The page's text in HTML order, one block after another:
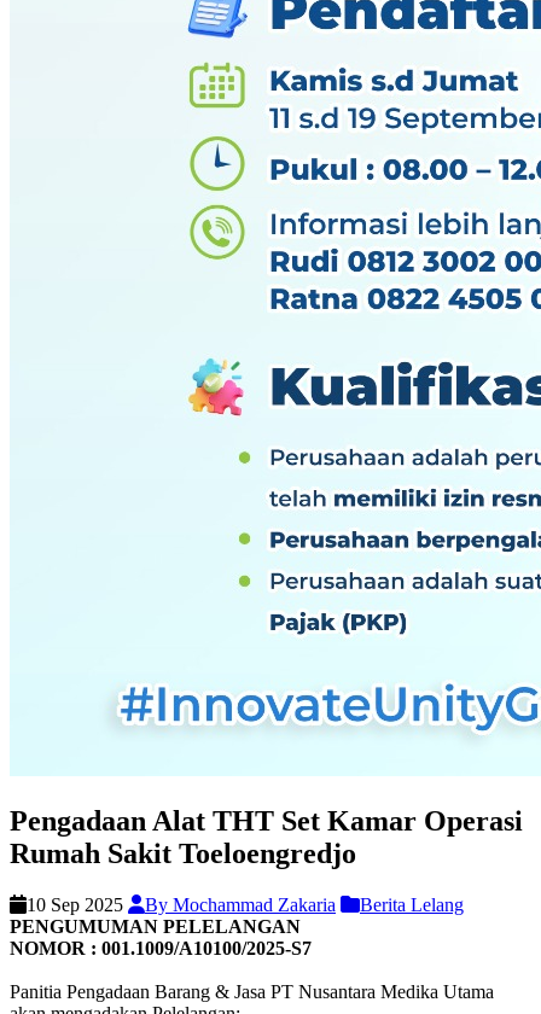
Pengadaan Alat THT Set Kamar Operasi
Rumah Sakit Toeloengredjo
10 Sep 2025 By Mochammad Zakaria
Berita Lelang
PENGUMUMAN PELELANGAN
NOMOR : 001.1009/A10100/2025-S7
Panitia Pengadaan Barang & Jasa PT Nusantara Medika Utama